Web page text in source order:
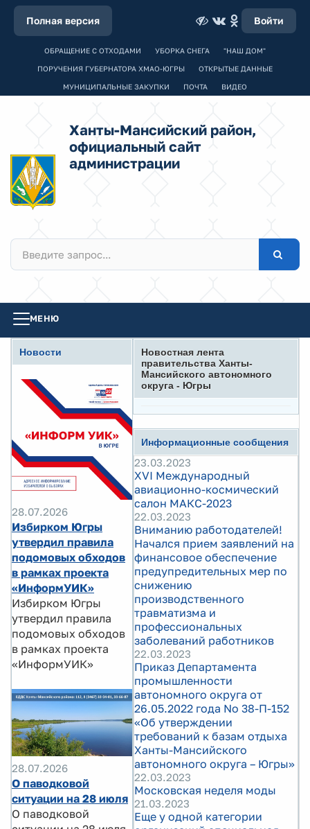
Полная версия Войти
ОБРАЩЕНИЕ С ОТХОДАМИ УБОРКА СНЕГА "НАШ ДОМ"
ПОРУЧЕНИЯ ГУБЕРНАТОРА ХМАО-ЮГРЫ ОТКРЫТЫЕ ДАННЫЕ
МУНИЦИПАЛЬНЫЕ ЗАКУПКИ ПОЧТА ВИДЕО
Ханты-Мансийский район,
официальный сайт
администрации
МЕНЮ
Новости
28.07.2026
Избирком Югры
утвердил правила
подомовых обходов
в рамках проекта
«ИнформУИК»
Избирком Югры
утвердил правила
подомовых обходов
в рамках проекта
«ИнформУИК»
28.07.2026
О паводковой
ситуации на 28 июля
О паводковой
Новостная лента
правительства Ханты-
Мансийского автономного
округа - Югры
Информационные сообщения
23.03.2023
XVI Международный
авиационно-космический
салон МАКС-2023
22.03.2023
Вниманию работодателей!
Начался прием заявлений на
финансовое обеспечение
предупредительных мер по
снижению
производственного
травматизма и
профессиональных
заболеваний работников
22.03.2023
Приказ Департамента
промышленности
автономного округа от
26.05.2022 года No 38-П-152
«Об утверждении
требований к базам отдыха
Ханты-Мансийского
автономного округа – Югры»
22.03.2023
Московская неделя моды
21.03.2023
Еще у одной категории